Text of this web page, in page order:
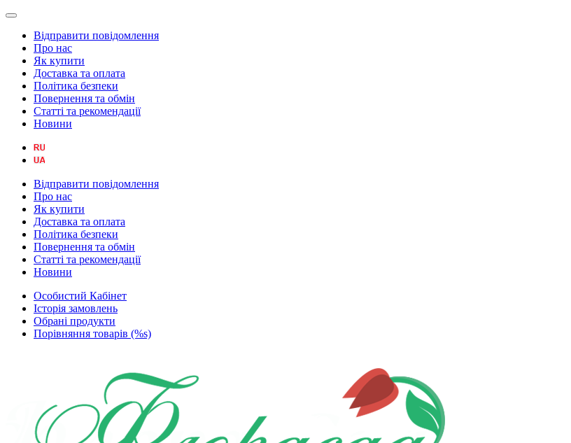
Відправити повідомлення
Про нас
Як купити
Доставка та оплата
Політика безпеки
Повернення та обмін
Статті та рекомендації
Новини
Відправити повідомлення
Про нас
Як купити
Доставка та оплата
Політика безпеки
Повернення та обмін
Статті та рекомендації
Новини
Особистий Кабінет
Історія замовлень
Обрані продукти
Порівняння товарів (%s)